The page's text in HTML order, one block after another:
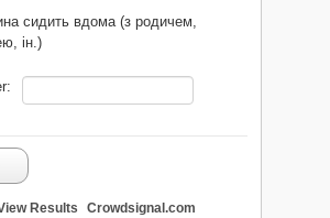
сидить вдома (з родичем,
ін.)
Results Crowdsignal.com